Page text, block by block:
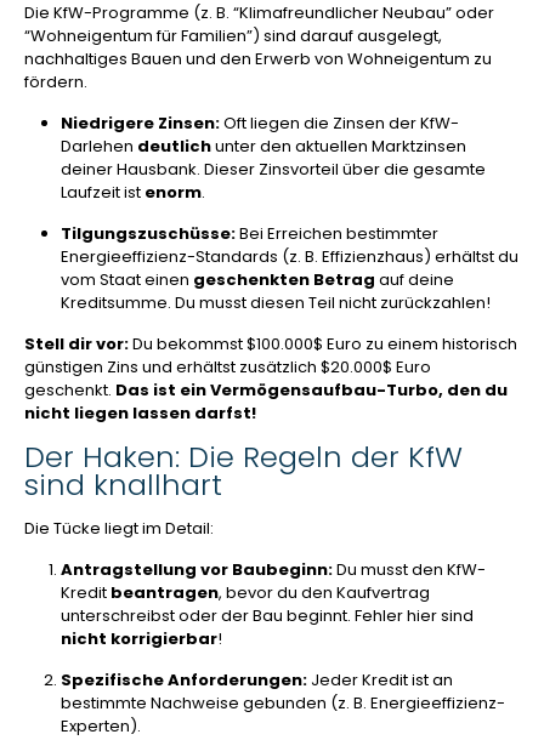
Die KfW-Programme (z. B. “Klimafreundlicher Neubau” oder
“Wohneigentum für Familien”) sind darauf ausgelegt,
nachhaltiges Bauen und den Erwerb von Wohneigentum zu
fördern.
Niedrigere Zinsen:Oft liegen die Zinsen der KfW-
Darlehen deutlichunter den aktuellen Marktzinsen
deiner Hausbank. Dieser Zinsvorteil über die gesamte
Laufzeit ist enorm.
Tilgungszuschüsse:Bei Erreichen bestimmter
Energieeffizienz-Standards (z. B. Effizienzhaus) erhältst du
vom Staat einen geschenkten Betrag auf deine
Kreditsumme. Du musst diesen Teil nicht zurückzahlen!
Stell dir vor:Du bekommst$100.000$ Euro zu einem historisch
günstigen Zins und erhältst zusätzlich $20.000$ Euro
geschenkt. Das ist ein Vermögensaufbau-Turbo, den du
nicht liegen lassen darfst!
Der Haken: Die Regeln der KfW
sind knallhart
Die Tücke liegt im Detail:
Antragstellung vor Baubeginn:Du musst den KfW-
Kredit beantragen, bevor du den Kaufvertrag
unterschreibst oder der Bau beginnt. Fehler hier sind
nicht korrigierbar!
Spezifische Anforderungen: Jeder Kredit ist an
bestimmte Nachweise gebunden (z. B. Energieeffizienz-
Experten).